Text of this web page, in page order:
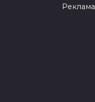
Реклама